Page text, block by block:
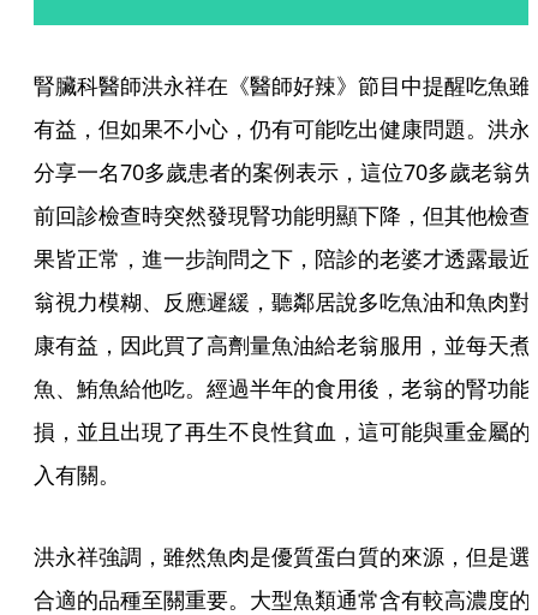
腎臟科醫師洪永祥在《醫師好辣》節目中提醒吃魚雖
有益，但如果不小心，仍有可能吃出健康問題。洪永
分享一名70多歲患者的案例表示，這位70多歲老翁先
前回診檢查時突然發現腎功能明顯下降，但其他檢查
果皆正常，進一步詢問之下，陪診的老婆才透露最近
翁視力模糊、反應遲緩，聽鄰居說多吃魚油和魚肉對
康有益，因此買了高劑量魚油給老翁服用，並每天煮
魚、鮪魚給他吃。經過半年的食用後，老翁的腎功能
損，並且出現了再生不良性貧血，這可能與重金屬的
入有關。
洪永祥強調，雖然魚肉是優質蛋白質的來源，但是選
合適的品種至關重要。大型魚類通常含有較高濃度的